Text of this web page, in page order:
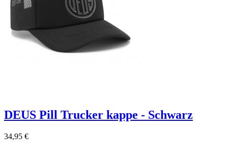
DEUS Pill Trucker kappe - Schwarz
34,95 €